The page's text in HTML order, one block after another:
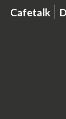
Cafetalk |